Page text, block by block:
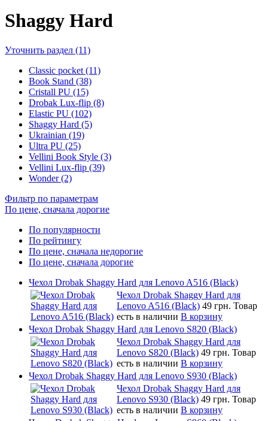
Shaggy Hard
Уточнить раздел (11)
Classic pocket (11)
Book Stand (38)
Cristall PU (15)
Drobak Lux-flip (8)
Elastic PU (102)
Shaggy Hard (5)
Ukrainian (19)
Ultra PU (25)
Vellini Book Style (3)
Vellini Lux-flip (39)
Wonder (2)
Фильтр по параметрам
По цене, сначала дорогие
По популярности
По рейтингу
По цене, сначала недорогие
По цене, сначала дорогие
Чехол Drobak Shaggy Hard для Lenovo A516 (Black)
Чехол Drobak Shaggy Hard для
Lenovo A516 (Black) 49 грн. Товар
есть в наличии В корзину
Чехол Drobak Shaggy Hard для Lenovo S820 (Black)
Чехол Drobak Shaggy Hard для
Lenovo S820 (Black) 49 грн. Товар
есть в наличии В корзину
Чехол Drobak Shaggy Hard для Lenovo S930 (Black)
Чехол Drobak Shaggy Hard для
Lenovo S930 (Black) 49 грн. Товар
есть в наличии В корзину